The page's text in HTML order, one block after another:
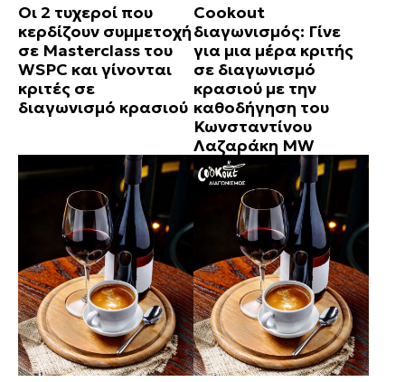
Οι 2 τυχεροί που
κερδίζουν συμμετοχή
σε Masterclass του
WSPC και γίνονται
κριτές σε
διαγωνισμό κρασιού
Cookout
διαγωνισμός: Γίνε
για μια μέρα κριτής
σε διαγωνισμό
κρασιού με την
καθοδήγηση του
Κωνσταντίνου
Λαζαράκη MW